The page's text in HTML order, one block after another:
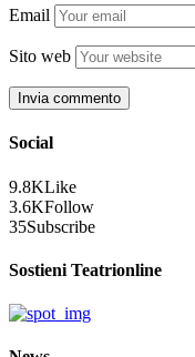
Email
Sito web
Social
9.8KLike
3.6KFollow
35Subscribe
Sostieni Teatrionline